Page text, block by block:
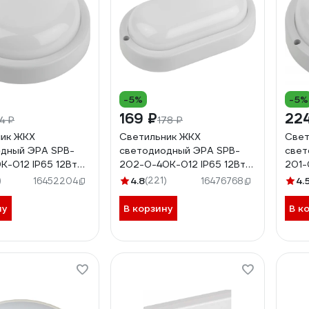
₽
ЖКХ
ЭРА SPB-
012 IP65 12Вт
круглый16452204
-5%
169 ₽178 ₽
Светильник ЖКХ
светодиодный ЭРА SPB-
202-0-40K-012 IP65 12Вт
4000К 195x95 овал
4.8(221) 16476768
В корзину
-5%
201-
В